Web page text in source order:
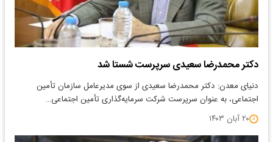
دکتر محمدرضا سعیدی سرپرست شستا شد
دنیای معدن: دکتر محمدرضا سعیدی از سوی مدیرعامل سازمان تأمین
اجتماعی، به عنوان سرپرست شرکت سرمایه‌گذاری تأمین اجتماعی…
۲۰ آبان ۱۴۰۳